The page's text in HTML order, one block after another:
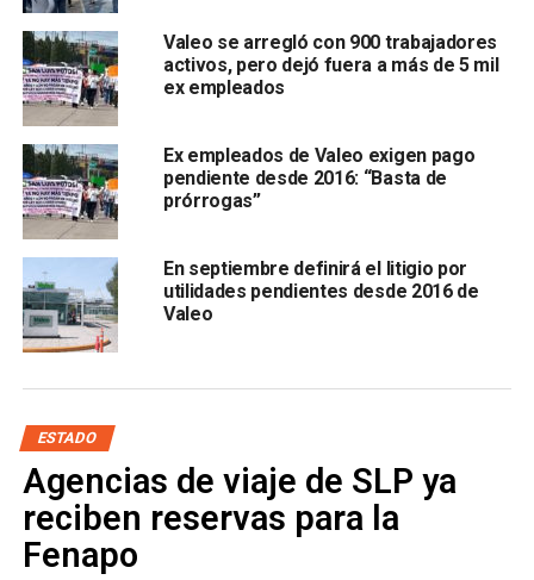
aunque muchos de ellos ya no laboran en la compañía.
Además,la empresa está ejerciendo su derecho a
impugnar ante el Tribunal Fiscal de la Federación,
lo que cualquier resolución definitiva dependerá de la
autoridad competente.
El diputado pidió a los afectados“tener paciencia y
esperar a ver qué decide la autoridad, porque de otra
manera se generan conflictos y paros que no
llamado a la empresa para que cumpla con los pagos
pendientes.
También lee:Valeo “simula” resolución; quiere negar el
pago de utilidades 2016
Valeo se arregló con 900 trabajadores
activos, pero dejó fuera a más de 5 mil
ex empleados
Ex empleados de Valeo exigen pago
pendiente desde 2016: “Basta de
prórrogas”
En septiembre definirá el litigio por
utilidades pendientes desde 2016 de
Valeo
ESTADO
Agencias de viaje de SLP ya
reciben reservas para la
Fenapo